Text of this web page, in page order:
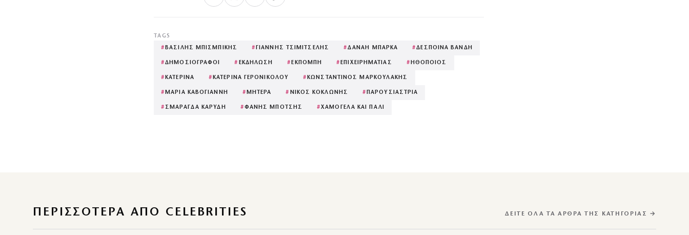
TAGS
# ΒΑΣΙΛΗΣ ΜΠΙΣΜΠΙΚΗΣ # ΓΙΑΝΝΗΣ ΤΣΙΜΙΤΣΕΛΗΣ #ΔΑΝΑΗ ΜΠΑΡΚΑ #ΔΕΣΠΟΙΝΑ ΒΑΝΔΗ
#ΔΗΜΟΣΙΟΓΡΑΦΟΙ # ΕΚΔΗΛΩΣΗ # ΕΚΠΟΜΠΗ # ΕΠΙΧΕΙΡΗΜΑΤΙΑΣ # ΗΘΟΠΟΙΟΣ
# ΚΑΤΕΡΙΝΑ # ΚΑΤΕΡΙΝΑ ΓΕΡΟΝΙΚΟΛΟΥ # ΚΩΝΣΤΑΝΤΙΝΟΣ ΜΑΡΚΟΥΛΑΚΗΣ
# ΜΑΡΙΑ ΚΑΒΟΓΙΑΝΝΗ # ΜΗΤΕΡΑ # ΝΙΚΟΣ ΚΟΚΛΩΝΗΣ # ΠΑΡΟΥΣΙΑΣΤΡΙΑ
# ΣΜΑΡΑΓΔΑ ΚΑΡΥΔΗ #ΦΑΝΗΣ ΜΠΟΤΣΗΣ #ΧΑΜΟΓΕΛΑ ΚΑΙ ΠΑΛΙ
ΠΕΡΙΣΣΌΤΕΡΑ ΑΠΌ CELEBRITIES ΔΕΊΤΕ ΌΛΑ ΤΑ ΆΡΘΡΑ ΤΗΣ ΚΑΤΗΓΟΡΊΑΣ →